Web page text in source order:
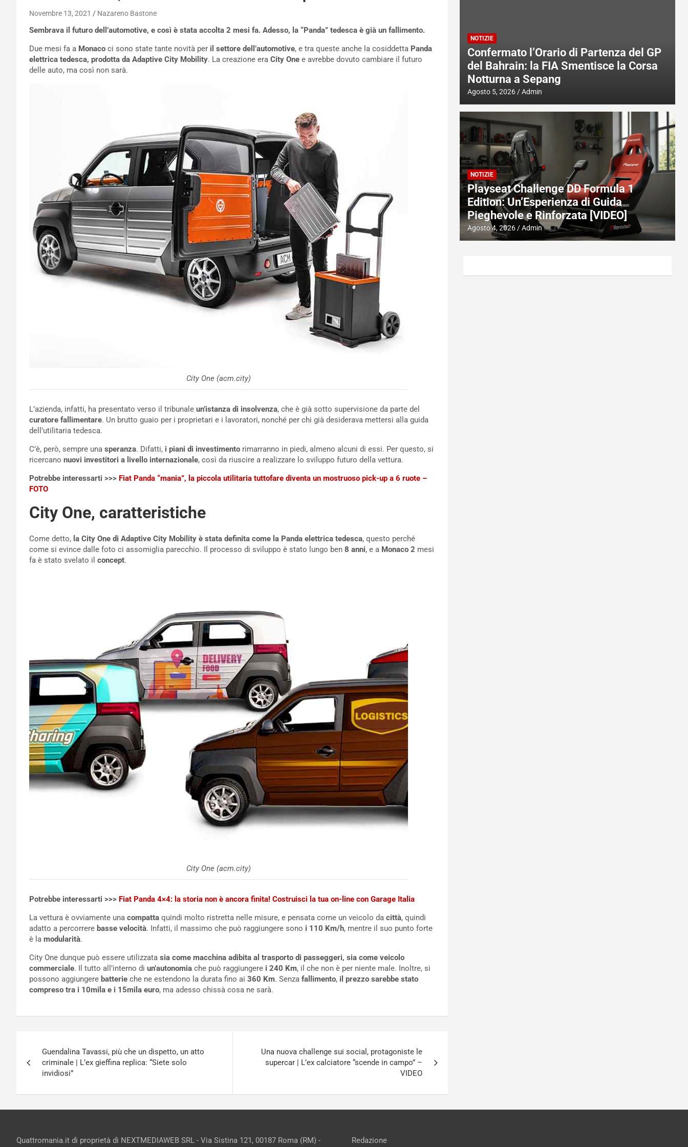
Novembre 13, 2021 Nazareno Bastone
Sembrava il futuro dell’automotive, e così è stata accolta 2 mesi fa. Adesso, la “Panda” tedesca è già un fallimento.
Due mesi fa a Monaco ci sono state tante novità per il settore dell’automotive, e tra queste anche la cosiddetta Panda
elettrica tedesca, prodotta da Adaptive City Mobility. La creazione era City One e avrebbe dovuto cambiare il futuro
delle auto, ma così non sarà.
City One (acm.city)
L’azienda, infatti, ha presentato verso il tribunale un’istanza di insolvenza, che è già sotto supervisione da parte del
curatore fallimentare. Un brutto guaio per i proprietari e i lavoratori, nonché per chi già desiderava mettersi alla guida
dell’utilitaria tedesca.
C’è, però, sempre una speranza. Difatti, i piani di investimento rimarranno in piedi, almeno alcuni di essi. Per questo, si
ricercano nuovi investitori a livello internazionale, così da riuscire a realizzare lo sviluppo futuro della vettura.
Potrebbe interessarti >>> Fiat Panda “mania”, la piccola utilitaria tuttofare diventa un mostruoso pick-up a 6 ruote –
FOTO
City One, caratteristiche
Come detto, la City One di Adaptive City Mobility è stata definita come la Panda elettrica tedesca, questo perché
come si evince dalle foto ci assomiglia parecchio. Il processo di sviluppo è stato lungo ben 8 anni, e a Monaco 2 mesi
fa è stato svelato il concept.
City One (acm.city)
Potrebbe interessarti >>> Fiat Panda 4×4: la storia non è ancora finita! Costruisci la tua on-line con Garage Italia
La vettura è ovviamente una compatta quindi molto ristretta nelle misure, e pensata come un veicolo da città, quindi
adatto a percorrere basse velocità. Infatti, il massimo che può raggiungere sono i 110 Km/h, mentre il suo punto forte
è la modularità.
City One dunque può essere utilizzata sia come macchina adibita al trasporto di passeggeri, sia come veicolo
commerciale. Il tutto all’interno di un’autonomia che può raggiungere i 240 Km, il che non è per niente male. Inoltre, si
possono aggiungere batterie che ne estendono la durata fino ai 360 Km. Senza fallimento, il prezzo sarebbe stato
compreso tra i 10mila e i 15mila euro, ma adesso chissà cosa ne sarà.
articoli
Guendalina Tavassi, più che un dispetto, un atto
criminale | L’ex gieffina replica: “Siete solo
invidiosi”
Una nuova challenge sui social, protagoniste le
supercar | L’ex calciatore “scende in campo” –
VIDEO
NOTIZIE
Confermato l’Orario di Partenza del GP
del Bahrain: la FIA Smentisce la Corsa
Notturna a Sepang
Agosto 5, 2026 Admin
NOTIZIE
Playseat Challenge DD Formula 1
Edition: Un’Esperienza di Guida
Pieghevole e Rinforzata [VIDEO]
Agosto 4, 2026 Admin
Quattromania.it di proprietà di NEXTMEDIAWEB SRL - Via Sistina 121, 00187 Roma (RM) -
Redazione